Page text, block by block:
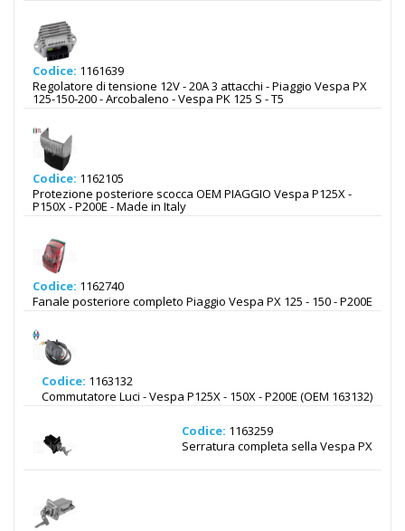
Codice: 1161639
Regolatore di tensione 12V - 20A 3 attacchi - Piaggio Vespa PX
125-150-200 - Arcobaleno - Vespa PK 125 S - T5
Codice: 1162105
Protezione posteriore scocca OEM PIAGGIO Vespa P125X -
P150X - P200E - Made in Italy
Codice: 1162740
Fanale posteriore completo Piaggio Vespa PX 125 - 150 - P200E
Codice: 1163132
Commutatore Luci - Vespa P125X - 150X - P200E (OEM 163132)
Codice: 1163259
Serratura completa sella Vespa PX